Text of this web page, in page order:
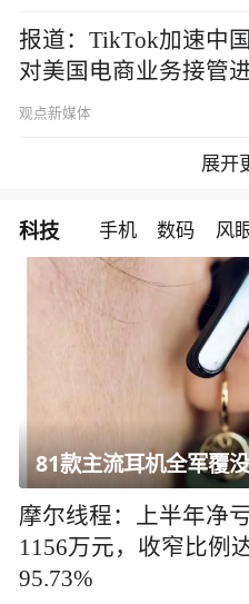
报道：TikTok加速中
对美国电商业务接管
观点新媒体
展开
科技 手机 数码 风
摩尔线程：上半年净
1156万元，收窄比例
95.73%